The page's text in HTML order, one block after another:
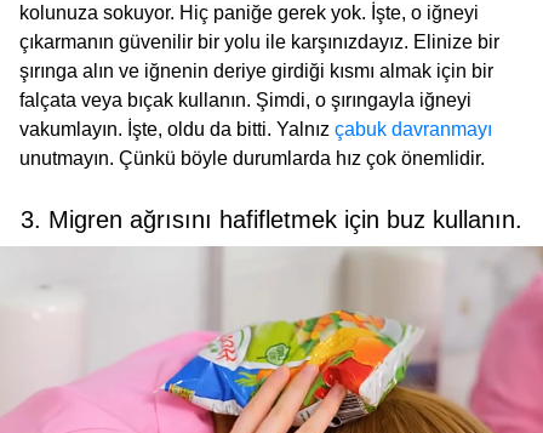
kolunuza sokuyor. Hiç paniğe gerek yok. İşte, o iğneyi
çıkarmanın güvenilir bir yolu ile karşınızdayız. Elinize bir
şırınga alın ve iğnenin deriye girdiği kısmı almak için bir
falçata veya bıçak kullanın. Şimdi, o şırıngayla iğneyi
vakumlayın. İşte, oldu da bitti. Yalnız çabuk davranmayı
unutmayın. Çünkü böyle durumlarda hız çok önemlidir.
3. Migren ağrısını hafifletmek için buz kullanın.